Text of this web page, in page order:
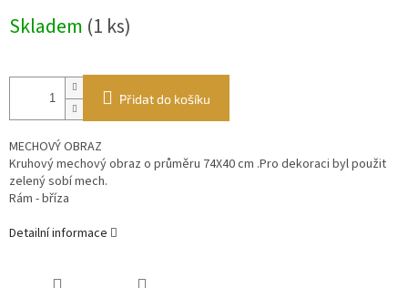
cena:
Skladem (1 ks)
Přidat do košíku
MECHOVÝ OBRAZ
Kruhový mechový obraz o průměru 74X40 cm .Pro dekoraci byl použit
zelený sobí mech.
Rám - bříza
Detailní informace